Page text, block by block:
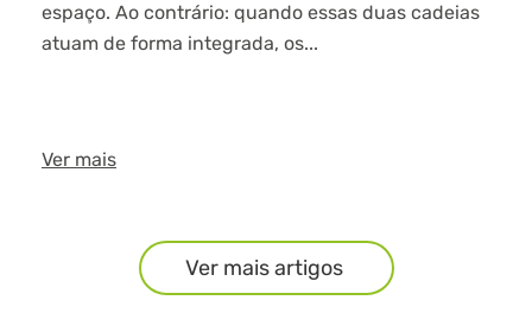
espaço. Ao contrário: quando essas duas cadeias
atuam de forma integrada, os...
Ver mais
Ver mais artigos